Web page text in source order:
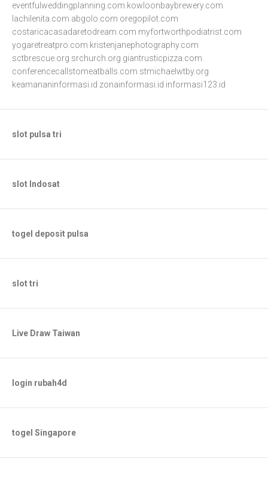
eventfulweddingplanning.com kowloonbaybrewery.com
lachilenita.com abgolo.com oregopilot.com
costaricacasadaretodream.com myfortworthpodiatrist.com
yogaretreatpro.com kristenjanephotography.com
sctbrescue.org srchurch.org giantrusticpizza.com
conferencecallstomeatballs.com stmichaelwtby.org
keamananinformasi.id zonainformasi.id informasi123.id
slot pulsa tri
slot Indosat
togel deposit pulsa
slot tri
Live Draw Taiwan
login rubah4d
togel Singapore